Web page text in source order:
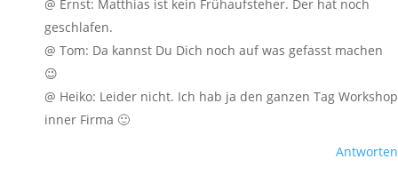
@ Ernst: Matthias ist kein Frühaufsteher. Der hat noch
geschlafen.
@ Tom: Da kannst Du Dich noch auf was gefasst machen
😉
@ Heiko: Leider nicht. Ich hab ja den ganzen Tag Workshop
inner Firma 🙂
Antworten